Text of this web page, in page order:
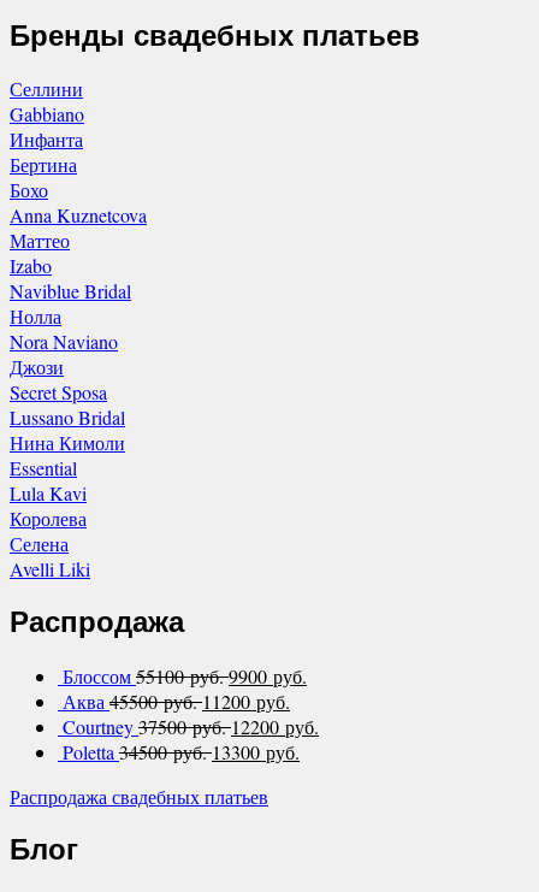
Бренды свадебных платьев
Селлини
Gabbiano
Инфанта
Бертина
Бохо
Anna Kuznetcova
Маттео
Izabo
Naviblue Bridal
Нолла
Nora Naviano
Джози
Secret Sposa
Lussano Bridal
Нина Кимоли
Essential
Lula Kavi
Королева
Селена
Avelli Liki
Распродажа
Блоссом55100 руб.9900 руб.
Аква45500 руб. 11200 руб.
Courtney37500 руб. 12200 руб.
Poletta34500 руб. 13300 руб.
Распродажа свадебных платьев
Блог